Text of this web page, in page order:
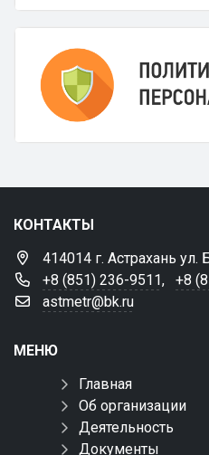
КОНТАКТЫ
414014 г. Астрахань ул.
+8 (851) 236-9511,
+8
astmetr@bk.ru
МЕНЮ
Главная
Об организации
Деятельность
Документы